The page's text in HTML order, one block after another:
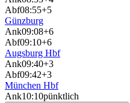
Abf08:55+5
Günzburg
Ank09:08+6
Abf09:10+6
Augsburg Hbf
Ank09:40+3
Abf09:42+3
München Hbf
Ank10:10pünktlich